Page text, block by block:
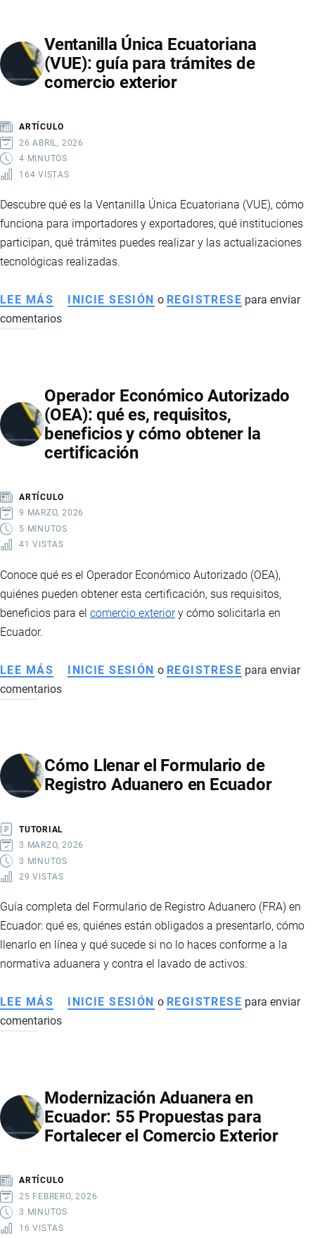
USO,
REQUISITOS
Y
SISTEMA
ADUANERO
ECUADOR
Ventanilla Única Ecuatoriana
(VUE): guía para trámites de
comercio exterior
ARTÍCULO
26 ABRIL, 2026
4 MINUTOS
164 VISTAS
Descubre qué es la Ventanilla Única Ecuatoriana (VUE), cómo
funciona para importadores y exportadores, qué instituciones
participan, qué trámites puedes realizar y las actualizaciones
tecnológicas realizadas.
LEE MÁS SOBRE
VENTANILLA
GUÍA
PARA
TRÁMITES
DE
INICIE SESIÓN o REGISTRESE para enviar
comentarios
Operador Económico Autorizado
(OEA): qué es, requisitos,
beneficios y cómo obtener la
certificación
ARTÍCULO
9 MARZO, 2026
5 MINUTOS
41 VISTAS
Conoce qué es el Operador Económico Autorizado (OEA),
quiénes pueden obtener esta certificación, sus requisitos,
beneficios para el comercio exteriory cómo solicitarla en
Ecuador.
LEE MÁS SOBRE
OPERADOR
QUÉ
ES,
Y
CÓMO
OBTENER
INICIE SESIÓN o REGISTRESE para enviar
comentarios
Cómo Llenar el Formulario de
Registro Aduanero en Ecuador
TUTORIAL
3 MARZO, 2026
3 MINUTOS
29 VISTAS
Guía completa del Formulario de Registro Aduanero (FRA) en
Ecuador: qué es, quiénes están obligados a presentarlo, cómo
llenarlo en línea y qué sucede si no lo haces conforme a la
normativa aduanera y contra el lavado de activos.
LEE MÁS SOBRE
CÓMO
DE
REGISTRO
ADUANERO
INICIE SESIÓN o REGISTRESE para enviar
comentarios
Modernización Aduanera en
Ecuador: 55 Propuestas para
Fortalecer el Comercio Exterior
ARTÍCULO
25 FEBRERO, 2026
3 MINUTOS
16 VISTAS